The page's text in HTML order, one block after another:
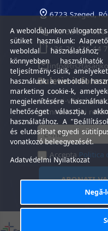
6723 Szeged,
+36 62 550 630
+36-20 421 44
Buletin
Abonați-vă la
primi cele mai
Accepta Politica
ABONATI-VA
A weboldalunkon válogatott
sütiket használunk:
weboldal
könnyebben
teljesítmény-sütik,
használunk a weboldal
marketing cookie-k,
megjelenítésére
lehetőséget választja,
használatához. A
és elutasíthat egyedi
vonatkozó beleegyezését.
Adatvédelmi Nyilatkozat
Negă-